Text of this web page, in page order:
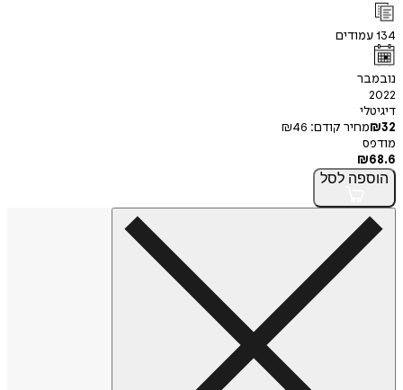
134עמודים
נובמבר
2022
דיגיטלי
₪32 מחיר קודם: ₪46
מודפס
₪68.6
הוספה לסל